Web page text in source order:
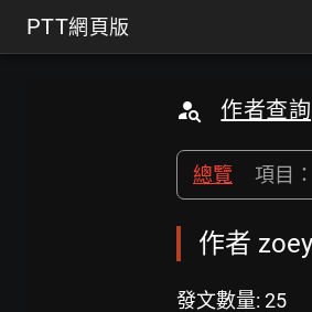
PTT網頁版
作者查詢
總覽 項目：
作者
發文數量: 25